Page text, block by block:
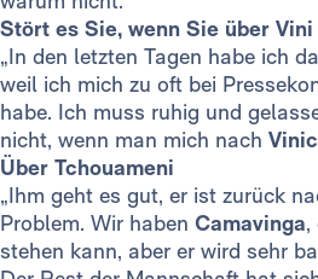
Stört es Sie, wenn Sie über
„In den letzten Tagen habe ich
weil ich mich zu oft bei
habe. Ich muss ruhig und
nicht, wenn man mich nach
Über Tchouameni
„Ihm geht es gut, er ist zurück
Problem. Wir haben Camavinga,
stehen kann, aber er wird sehr